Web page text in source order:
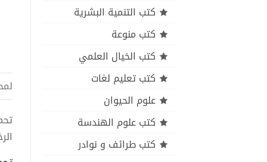
كتب التنمية البشرية
كتب منوعة
كتب الخيال العلمي
كتب تعليم لغات
علوم الحيوان
كتب علوم الهندسة
كتب طرائف و نوادر